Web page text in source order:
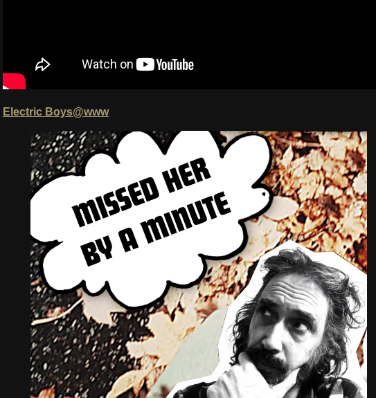
Electric Boys@www